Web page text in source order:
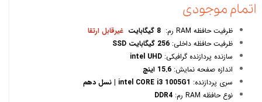
اتمام موجودی
ظرفیت حافظه RAM رم: 8 گیگابایت
غیرقابل ارتقا
ظرفیت حافظه داخلی: 256 گیگابایت SSD
سازنده پردازنده گرافیکی: intel UHD
اندازه صفحه نمایش: 15.6 اینچ
سری پردازنده: intel CORE i3 1005G1 | نسل دهم
نوع حافظه RAM رم:
DDR4